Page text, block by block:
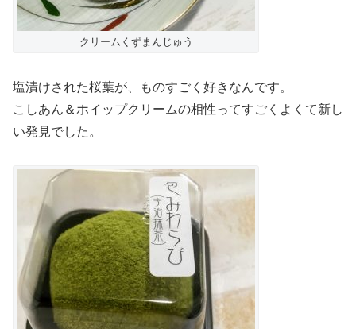
クリームくずまんじゅう
塩漬けされた桜葉が、ものすごく好きなんです。
こしあん＆ホイップクリームの相性ってすごくよくて新し
い発見でした。